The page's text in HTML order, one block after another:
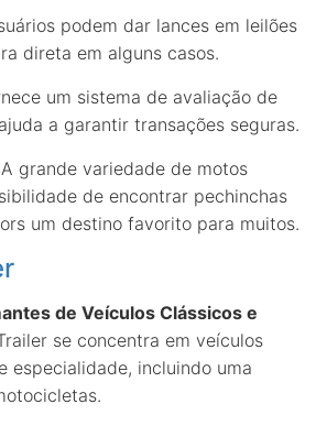
podem dar lances em leilões
direta em alguns casos.
um sistema de avaliação de
a garantir transações seguras.
A grande variedade de motos
de encontrar pechinchas
um destino favorito para muitos.
de Veículos Clássicos e
se concentra em veículos
especialidade, incluindo uma